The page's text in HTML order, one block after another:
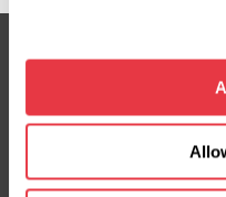
Підписка на новини